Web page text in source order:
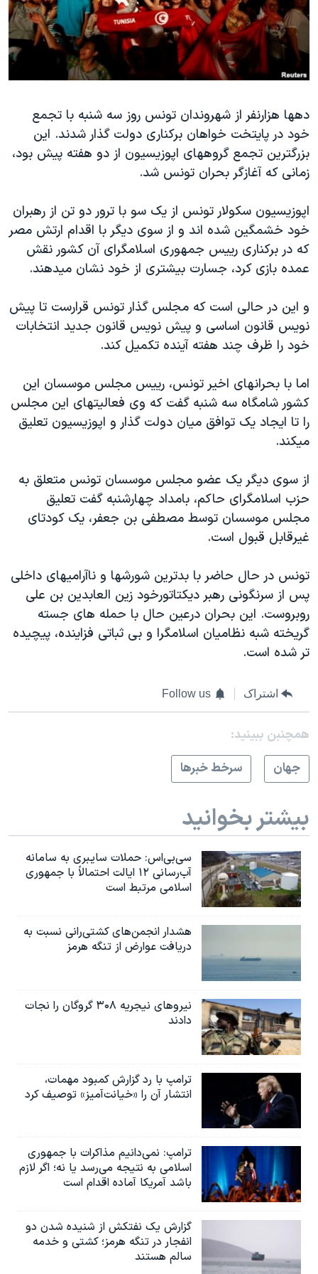
فرهنگ و زندگی
حقوق شهروندی
اسرائیل در جنگ
گالری عکس
آرشیو پخش زنده
مستندها
انتخابات ریاست جمهوری آمریکا ۲۰۲۴
حمله جمهوری اسلامی به اسرائیل
ورزش زنان در ایران
اعتراضات زن، زندگی، آزادی
مجموعه مستندهای دادخواهی
دادگاه حمید نوری
چهل سال گروگان‌گیری
قانون شفافیت دارائی کادر رهبری ایران
اسرائیل در جنگ
نرگس محمدی برنده جایزه نوبل صلح
صفحه‌های ویژه
سفر پرزیدنت ترامپ به چین
دنبال کنید
زبانهای مختلف
دهها هزارنفر از شهروندان تونس روز سه شنبه با تجمع
خود در پایتخت خواهان برکناری دولت گذار شدند. این
بزرگترین تجمع گروههای اپوزیسیون از دو هفته پیش بود،
زمانی که آغازگر بحران تونس شد.
اپوزیسیون سکولار تونس از یک سو با ترور دو تن از رهبران
خود خشمگین شده اند و از سوی دیگر با اقدام ارتش مصر
که در برکناری رییس جمهوری اسلامگرای آن کشور نقش
عمده بازی کرد، جسارت بیشتری از خود نشان میدهند.
و این در حالی است که مجلس گذار تونس قرارست تا پیش
نویس قانون اساسی و پیش نویس قانون جدید انتخابات
خود را ظرف چند هفته آینده تکمیل کند.
اما با بحرانهای اخیر تونس، رییس مجلس موسسان این
کشور شامگاه سه شنبه گفت که وی فعالیتهای این مجلس
را تا ایجاد یک توافق میان دولت گذار و اپوزیسیون تعلیق
میکند.
از سوی دیگر یک عضو مجلس موسسان تونس متعلق به
حزب اسلامگرای حاکم، بامداد چهارشنبه گفت تعلیق
مجلس موسسان توسط مصطفی بن جعفر، یک کودتای
غیرقابل قبول است.
تونس در حال حاضر با بدترین شورشها و ناآرامیهای داخلی
پس از سرنگونی رهبر دیکتاتورخود زین العابدین بن علی
روبروست. این بحران درعین حال با حمله های جسته
گریخته شبه نظامیان اسلامگرا و بی ثباتی فزاینده، پیچیده
تر شده است.
اشتراک Follow us
همچنبن ببینید:
جهان
سرخط خبرها
بیشتر بخوانید
سی‌بی‌اس: حملات سایبری به سامانه
آب‌رسانی ۱۲ ایالت احتمالاً با جمهوری
اسلامی مرتبط است
هشدار انجمن‌های کشتی‌رانی نسبت به
دریافت عوارض از تنگه هرمز
نیروهای نیجریه‌ ۳۰۸ گروگان را نجات
دادند
ترامپ با رد گزارش کمبود مهمات،
انتشار آن را «خیانت‌آمیز» توصیف کرد
ترامپ: نمی‌دانیم مذاکرات با جمهوری
اسلامی به نتیجه می‌رسد یا نه؛ اگر لازم
باشد آمریکا آماده اقدام است
گزارش یک نفتکش از شنیده شدن دو
انفجار در تنگه هرمز؛ کشتی و خدمه
سالم هستند